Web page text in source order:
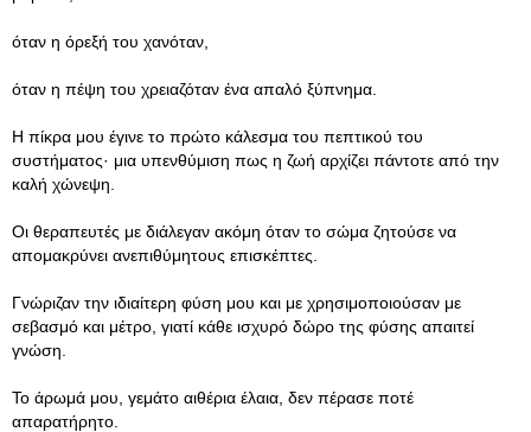
όταν η όρεξή του χανόταν,
όταν η πέψη του χρειαζόταν ένα απαλό ξύπνημα.
Η πίκρα μου έγινε το πρώτο κάλεσμα του πεπτικού του
συστήματος· μια υπενθύμιση πως η ζωή αρχίζει πάντοτε από την
καλή χώνεψη.
Οι θεραπευτές με διάλεγαν ακόμη όταν το σώμα ζητούσε να
απομακρύνει ανεπιθύμητους επισκέπτες.
Γνώριζαν την ιδιαίτερη φύση μου και με χρησιμοποιούσαν με
σεβασμό και μέτρο, γιατί κάθε ισχυρό δώρο της φύσης απαιτεί
γνώση.
Το άρωμά μου, γεμάτο αιθέρια έλαια, δεν πέρασε ποτέ
απαρατήρητο.